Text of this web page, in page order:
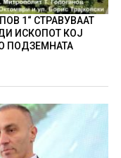
1“ СТРАВУВААТ
ИСКОПОТ КОЈ
ПОДЗЕМНАТА